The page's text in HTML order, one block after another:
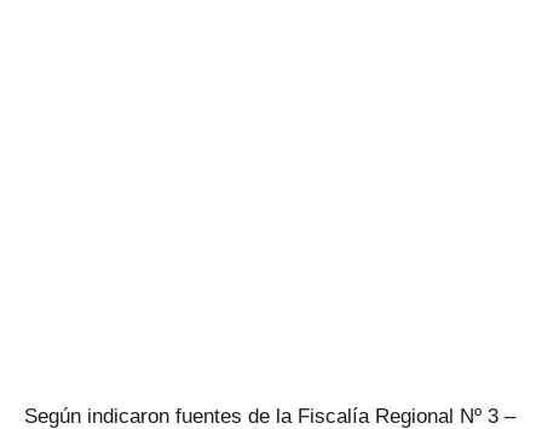
Según indicaron fuentes de la Fiscalía Regional Nº 3 –